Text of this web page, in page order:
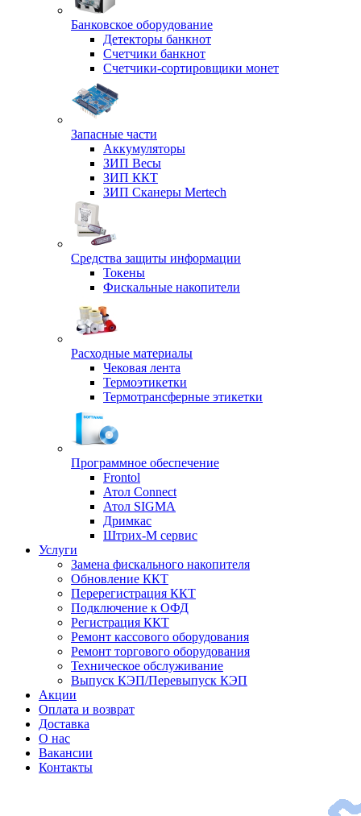
Банковское оборудование
Детекторы банкнот
Счетчики банкнот
Счетчики-сортировщики монет
Запасные части
Аккумуляторы
ЗИП Весы
ЗИП ККТ
ЗИП Сканеры Mertech
Средства защиты информации
Токены
Фискальные накопители
Расходные материалы
Чековая лента
Термоэтикетки
Термотрансферные этикетки
Программное обеспечение
Frontol
Атол Connect
Атол SIGMA
Дримкас
Штрих-М сервис
Услуги
Замена фискального накопителя
Обновление ККТ
Перерегистрация ККТ
Подключение к ОФД
Регистрация ККТ
Ремонт кассового оборудования
Ремонт торгового оборудования
Техническое обслуживание
Выпуск КЭП/Перевыпуск КЭП
Акции
Оплата и возврат
Доставка
О нас
Вакансии
Контакты